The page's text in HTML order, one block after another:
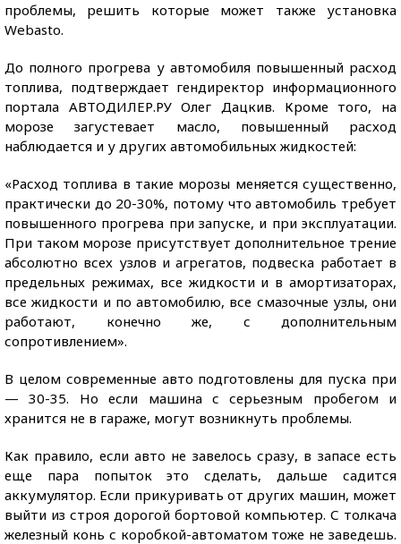
проблемы, решить которые может также установка
Webasto.
До полного прогрева у автомобиля повышенный расход
топлива, подтверждает гендиректор информационного
портала АВТОДИЛЕР.РУ Олег Дацкив. Кроме того, на
морозе загустевает масло, повышенный расход
наблюдается и у других автомобильных жидкостей:
«Расход топлива в такие морозы меняется существенно,
практически до 20-30%, потому что автомобиль требует
повышенного прогрева при запуске, и при эксплуатации.
При таком морозе присутствует дополнительное трение
абсолютно всех узлов и агрегатов, подвеска работает в
предельных режимах, все жидкости и в амортизаторах,
все жидкости и по автомобилю, все смазочные узлы, они
работают, конечно же, с дополнительным
сопротивлением».
В целом современные авто подготовлены для пуска при
— 30-35. Но если машина с серьезным пробегом и
хранится не в гараже, могут возникнуть проблемы.
Как правило, если авто не завелось сразу, в запасе есть
еще пара попыток это сделать, дальше садится
аккумулятор. Если прикуривать от других машин, может
выйти из строя дорогой бортовой компьютер. С толкача
железный конь с коробкой-автоматом тоже не заведешь.